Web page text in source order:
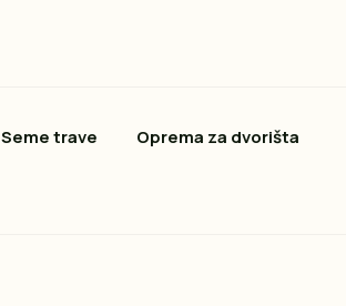
Seme trave Oprema za dvorišta